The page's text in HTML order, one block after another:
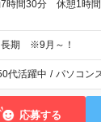
時間30分 休憩1時
長期 ※9月～！
代活躍中 / パソコン
応募する